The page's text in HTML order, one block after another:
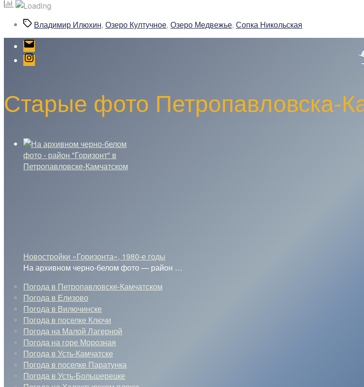
в
Петропавловске-
по
озеленению»
МеткиВладимир Илюхин, Озеро Култучное, Озеро Медвежье, Сопка Никольская
Email
Instagram
Старые фото Петропавловска-
Новостройки «Горизонта», 1980-е годы
На архивном черно-белом фото — район …
Погода в Петропавловске-Камчатском
Погода в Елизово
Погода в Вилючинске
Погода в поселке Ключи
Погода на Малой Лагерной
Погода на горе Морозная
Погода в Усть-Камчатске
Погода в поселке Паратунка
Погода в Усть-Большерецке